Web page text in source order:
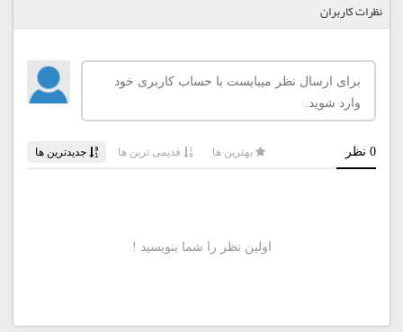
نظرات کاربران